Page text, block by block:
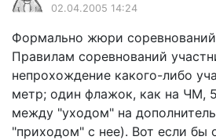
02.04.2005 14:24
Формально жюри
Правилам соревнований
непрохождение какого-либо
метр; один флажок, как на ЧМ,
между "уходом" на
"приходом" с нее). Вот если бы